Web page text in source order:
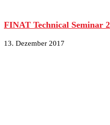
FINAT Technical Seminar
13. Dezember 2017